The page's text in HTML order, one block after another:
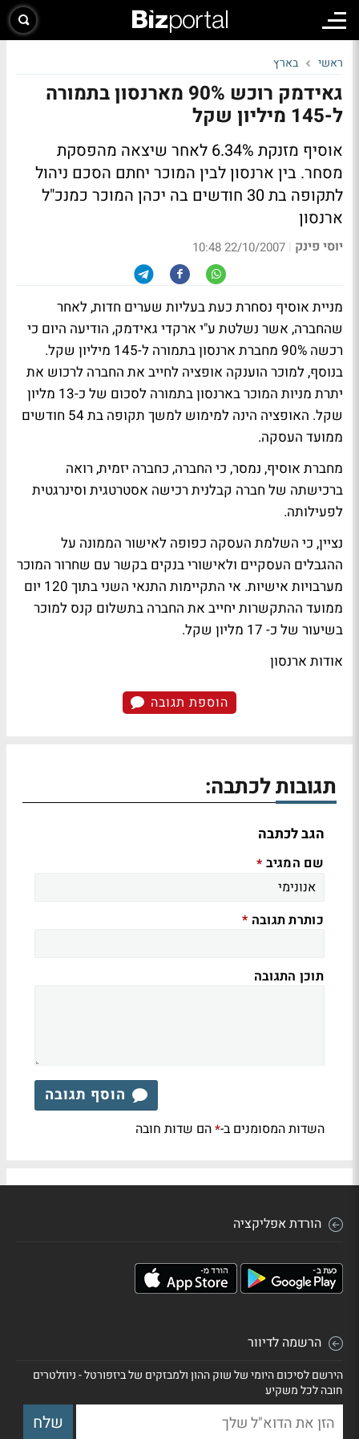
ראשי בארץ
גאידמק רוכש 90% מארנסון בתמורה
ל-145 מיליון שקל
אוסיף מזנקת 6.34% לאחר שיצאה מהפסקת
מסחר. בין ארנסון לבין המוכר יחתם הסכם ניהול
לתקופה בת 30 חודשים בה יכהן המוכר כמנכ"ל
ארנסון
יוסי פינק |
22/10/2007 10:48
מניית אוסיף נסחרת כעת בעליות שערים חדות, לאחר
שהחברה, אשר נשלטת ע"י ארקדי גאידמק, הודיעה היום כי
רכשה 90% מחברת ארנסון בתמורה ל-145 מיליון שקל.
בנוסף, למוכר הוענקה אופציה לחייב את החברה לרכוש את
יתרת מניות המוכר בארנסון בתמורה לסכום של כ-13 מליון
שקל. האופציה הינה למימוש למשך תקופה בת 54 חודשים
ממועד העסקה.
מחברת אוסיף, נמסר, כי החברה, כחברה יזמית, רואה
ברכישתה של חברה קבלנית רכישה אסטרטגית וסינרגטית
לפעילותה.
נציין, כי השלמת העסקה כפופה לאישור הממונה על
ההגבלים העסקיים ולאישורי בנקים בקשר עם שחרור המוכר
מערבויות אישיות. אי התקיימות התנאי השני בתוך 120 יום
ממועד ההתקשרות יחייב את החברה בתשלום קנס למוכר
בשיעור של כ- 17 מליון שקל.
אודות ארנסון
הוספת תגובה
תגובות לכתבה:
הגב לכתבה
שם המגיב *
כותרת תגובה *
תוכן התגובה
הוסף תגובה
השדות המסומנים ב-*הם שדות חובה
הורדת אפליקציה
הרשמה לדיוור
הירשם לסיכום היומי של שוק ההון ולמבזקים של ביזפורטל - ניוזלטרים
חובה לכל משקיע